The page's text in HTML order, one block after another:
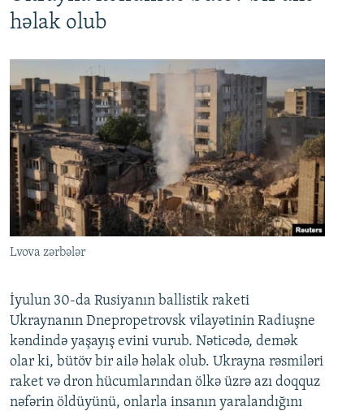
həlak olub
Lvova zərbələr
İyulun 30-da Rusiyanın ballistik raketi
Ukraynanın Dnepropetrovsk vilayətinin Radiuşne
kəndində yaşayış evini vurub. Nəticədə, demək
olar ki, bütöv bir ailə həlak olub. Ukrayna rəsmiləri
raket və dron hücumlarından ölkə üzrə azı doqquz
nəfərin öldüyünü, onlarla insanın yaralandığını